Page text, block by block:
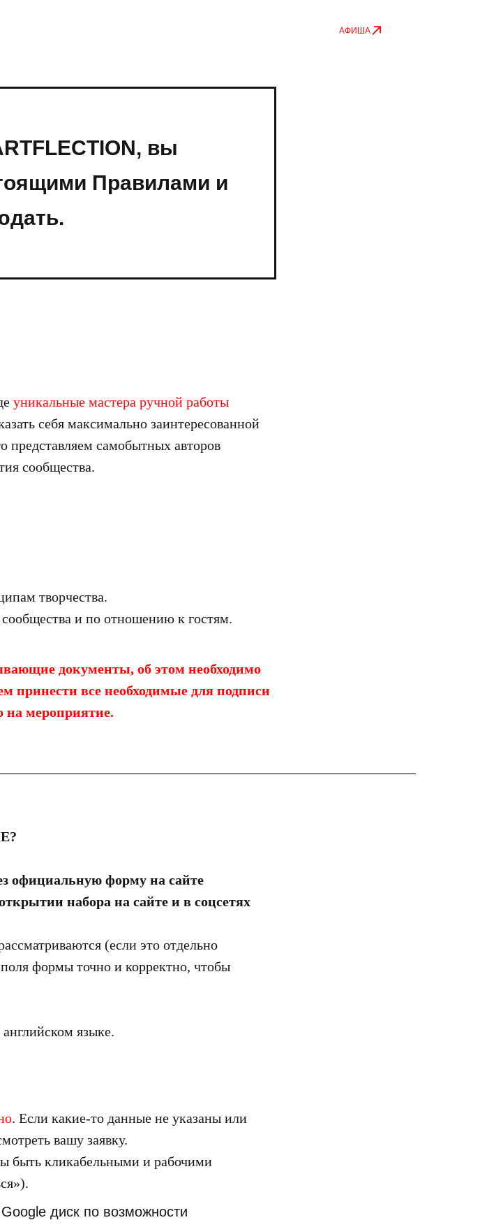
АФИША
вы
Правилами и
уникальные мастера ручной работы
себя максимально заинтересованной
представляем самобытных авторов
сообщества.
творчества.
и по отношению к гостям.
документы, об этом необходимо
принести все необходимые для подписи
на мероприятие.
официальную форму на сайте
набора на сайте и в соцсетях
(если это отдельно
формы точно и корректно, чтобы
языке.
. Если какие-то данные не указаны или
вашу заявку.
быть кликабельными и рабочими
диск по возможности